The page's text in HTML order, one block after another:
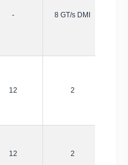
- 8 GT/s DMI
12 2
12 2